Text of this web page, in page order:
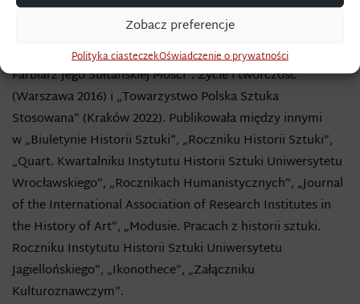
Zobacz preferencje
Polityka ciasteczekOświadczenie o prywatności
i magisterskim Art & Design.
Autorka monografii „Stanisław Chlebowski, „Nadworny
Farbiarz Jego Sułtańskiej Mości”. Życie i twórczość”
(Warszawa 2016) i „Towarzystwo Polska Sztuka
Stosowana” (Kraków 2022). Publikowała między innymi
w „Biuletynie Historii Sztuki”, „Roczniku Historii Sztuki”,
„Quart. Kwartalniku Instytutu Historii Sztuki Uniwersytetu
Wrocławskiego”, „Rocznikach Humanistycznych”, „Journal
of the International Association of Research Institutes in
the History of Art”, „Modusie. Pracach z historii sztuki.
Roczniku Instytutu Historii Sztuki Uniwersytetu
Jagiellońskiego”, „Ikonothece”, „Załączniku
Kulturoznawczym”.